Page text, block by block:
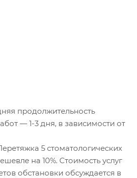
продолжительность
— 1-3 дня, в зависимости от
5 стоматологических
на 10%. Стоимость услуг
обстановки обсуждается в